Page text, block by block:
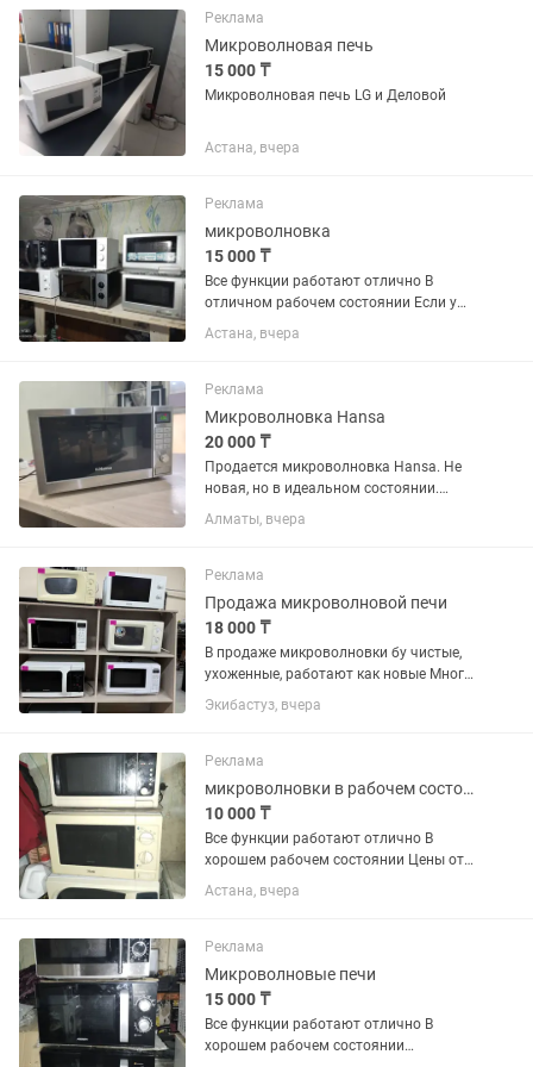
Реклама
Микроволновая печь
15 000 ₸
Микроволновая печь LG и Деловой
Астана, вчера
Реклама
микроволновка
15 000 ₸
Все функции работают отлично В
отличном рабочем состоянии Если у
вас есть нерабочая микроволновка
можете принести на обмен Мы оценим
Находимся в районе Алем-Шапагат
Астана, вчера
Реклама
Микроволновка Hansa
20 000 ₸
Продается микроволновка Hansa. Не
новая, но в идеальном состоянии.
Современный внешний вид, цвет
серебро. Гарантия 6 месяцев.
Алматы, вчера
Реклама
Продажа микроволновой печи
18 000 ₸
В продаже микроволновки бу чистые,
ухоженные, работают как новые Много
разных вариантов и разные цены
Экибастуз, вчера
Реклама
микроволновки в рабочем состоянии
10 000 ₸
Все функции работают отлично В
хорошем рабочем состоянии Цены от
10000 и выше Находимся в районе
Алем-Шапагат
Астана, вчера
Реклама
Микроволновые печи
15 000 ₸
Все функции работают отлично В
хорошем рабочем состоянии